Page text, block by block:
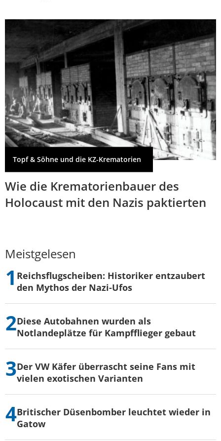
Topf & Söhne und die KZ-Krematorien
Wie die Krematorienbauer des
Holocaust mit den Nazis paktierten
Meistgelesen
Reichsflugscheiben: Historiker entzaubert
den Mythos der Nazi-Ufos
Diese Autobahnen wurden als
Notlandeplätze für Kampfflieger gebaut
Der VW Käfer überrascht seine Fans mit
vielen exotischen Varianten
Britischer Düsenbomber leuchtet wieder in
Gatow